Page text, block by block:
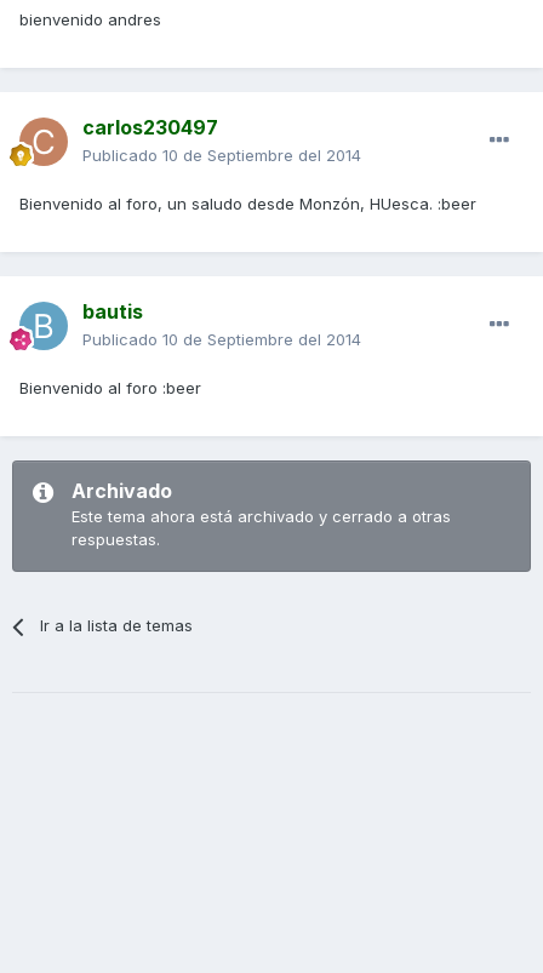
bienvenido andres
carlos230497
Publicado 10 de Septiembre del 2014
Bienvenido al foro, un saludo desde Monzón, HUesca. :beer
bautis
Publicado 10 de Septiembre del 2014
Bienvenido al foro :beer
Archivado
Este tema ahora está archivado y cerrado a otras
respuestas.
Ir a la lista de temas